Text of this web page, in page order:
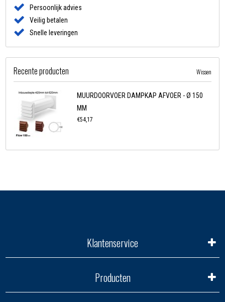
Persoonlijk advies
Veilig betalen
Snelle leveringen
Recente producten Wissen
MUURDOORVOER DAMPKAP AFVOER - Ø 150
MM
€54,17
Klantenservice
Producten